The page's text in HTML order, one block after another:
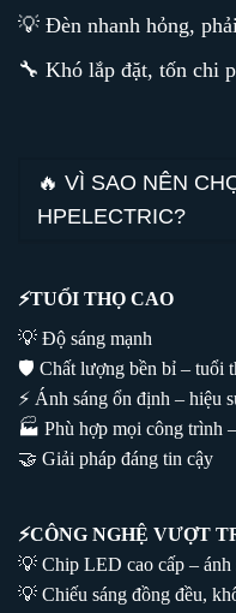
💡 Đèn nhanh hỏng,
🔧 Khó lắp đặt, tốn chi
🔥 VÌ SAO NÊN
HPELECTRIC?
⚡TUỔI THỌ CAO
💡 Độ sáng mạnh
🛡️ Chất lượng bền bỉ – tuổi
⚡ Ánh sáng ổn định – hiệu
🏭 Phù hợp mọi công trình
🤝 Giải pháp đáng tin cậy
⚡CÔNG NGHỆ VƯỢT
💡 Chip LED cao cấp – ánh
💡 Chiếu sáng đồng đều,